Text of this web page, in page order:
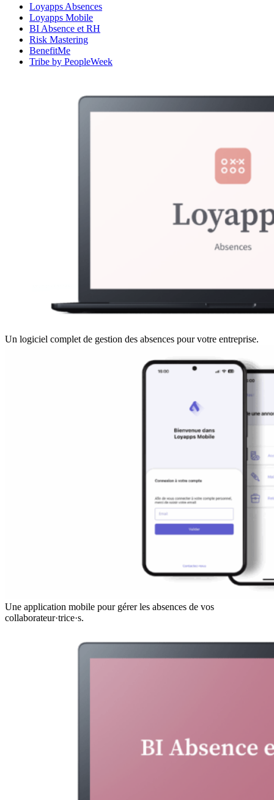
Loyapps Absences
Loyapps Mobile
BI Absence et RH
Risk Mastering
BenefitMe
Tribe by PeopleWeek
Un logiciel complet de gestion des absences pour votre entreprise.
Une application mobile pour gérer les absences de vos
collaborateur·trice·s.